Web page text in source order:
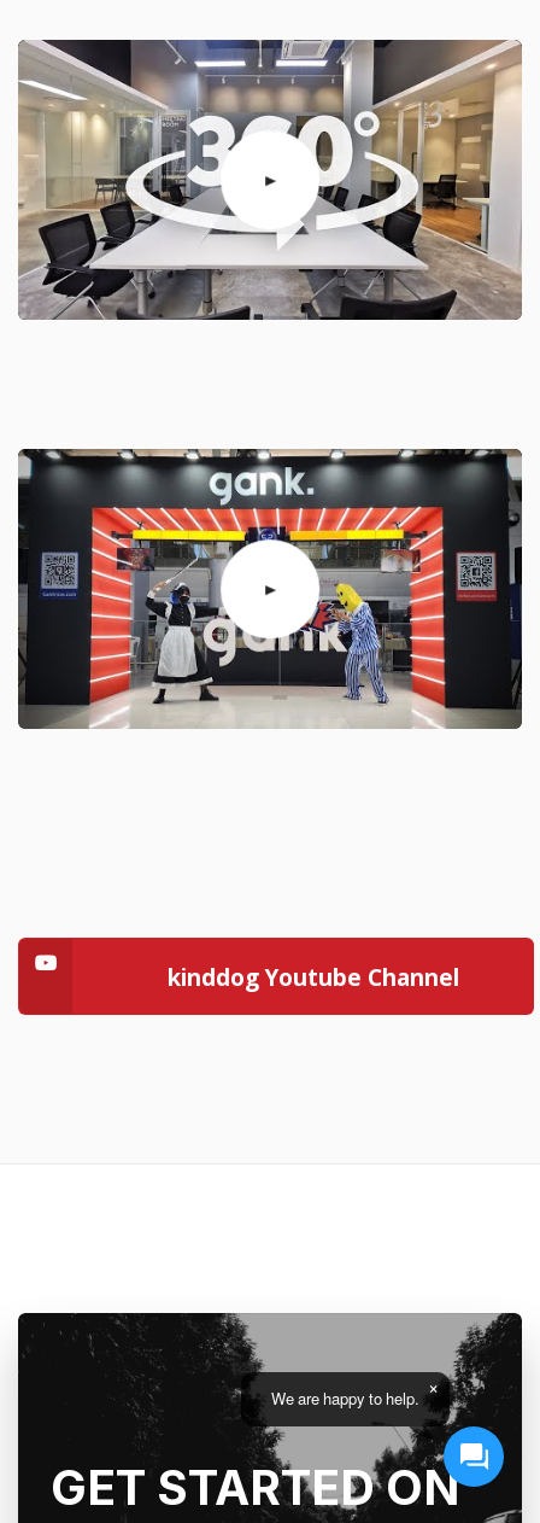
kinddog Youtube Channel
GET STARTED ON
We are happy to help.